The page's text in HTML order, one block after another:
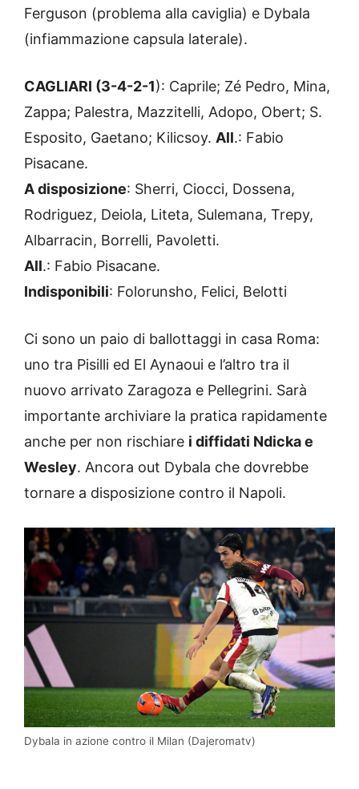
Ferguson (problema alla caviglia) e Dybala
(infiammazione capsula laterale).
CAGLIARI (3-4-2-1): Caprile; Zé Pedro, Mina,
Zappa; Palestra, Mazzitelli, Adopo, Obert; S.
Esposito, Gaetano; Kilicsoy. All.: Fabio
Pisacane.
A disposizione: Sherri, Ciocci, Dossena,
Rodriguez, Deiola, Liteta, Sulemana, Trepy,
Albarracin, Borrelli, Pavoletti.
All.: Fabio Pisacane.
Indisponibili: Folorunsho, Felici, Belotti
Ci sono un paio di ballottaggi in casa Roma:
uno tra Pisilli ed El Aynaoui e l’altro tra il
nuovo arrivato Zaragoza e Pellegrini. Sarà
importante archiviare la pratica rapidamente
anche per non rischiare i diffidati Ndicka e
Wesley. Ancora out Dybala che dovrebbe
tornare a disposizione contro il Napoli.
Dybala in azione contro il Milan (Dajeromatv)